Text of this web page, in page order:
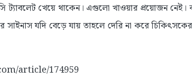
ট্যাবলেট খেয়ে থাকেন। এগুলো খাওয়ার প্রয়োজন নেই।
যদি বেড়ে যায় তাহলে দেরি না করে
article/174959